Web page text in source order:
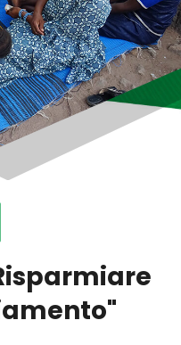
isparmiare
amento"